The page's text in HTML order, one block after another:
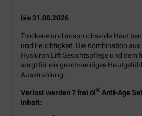
bis 31.08.2026
Trockene und anspruchsvolle Haut
und Feuchtigkeit. Die Kombination aus
Hyaluron Lift Gesichtspflege und dem
sorgt für ein geschmeidiges
Ausstrahlung.
Verlost werden 7 frei öl® Anti-Age
Inhalt: